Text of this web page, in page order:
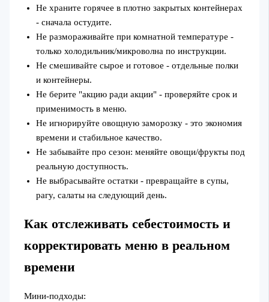
Не храните горячее в плотно закрытых контейнерах
- сначала остудите.
Не размораживайте при комнатной температуре -
только холодильник/микроволна по инструкции.
Не смешивайте сырое и готовое - отдельные полки
и контейнеры.
Не берите "акцию ради акции" - проверяйте срок и
применимость в меню.
Не игнорируйте овощную заморозку - это экономия
времени и стабильное качество.
Не забывайте про сезон: меняйте овощи/фрукты под
реальную доступность.
Не выбрасывайте остатки - превращайте в супы,
рагу, салаты на следующий день.
Как отслеживать себестоимость и
корректировать меню в реальном
времени
Мини‑подходы: